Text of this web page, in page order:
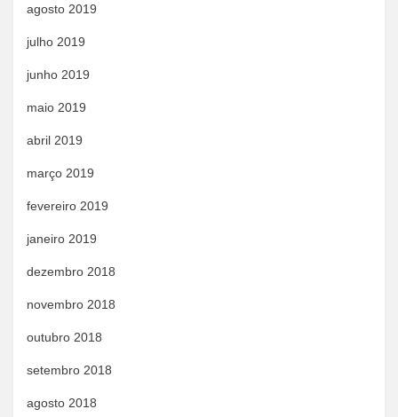
agosto 2019
julho 2019
junho 2019
maio 2019
abril 2019
março 2019
fevereiro 2019
janeiro 2019
dezembro 2018
novembro 2018
outubro 2018
setembro 2018
agosto 2018